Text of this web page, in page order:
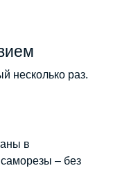
несколько раз.
в
– без